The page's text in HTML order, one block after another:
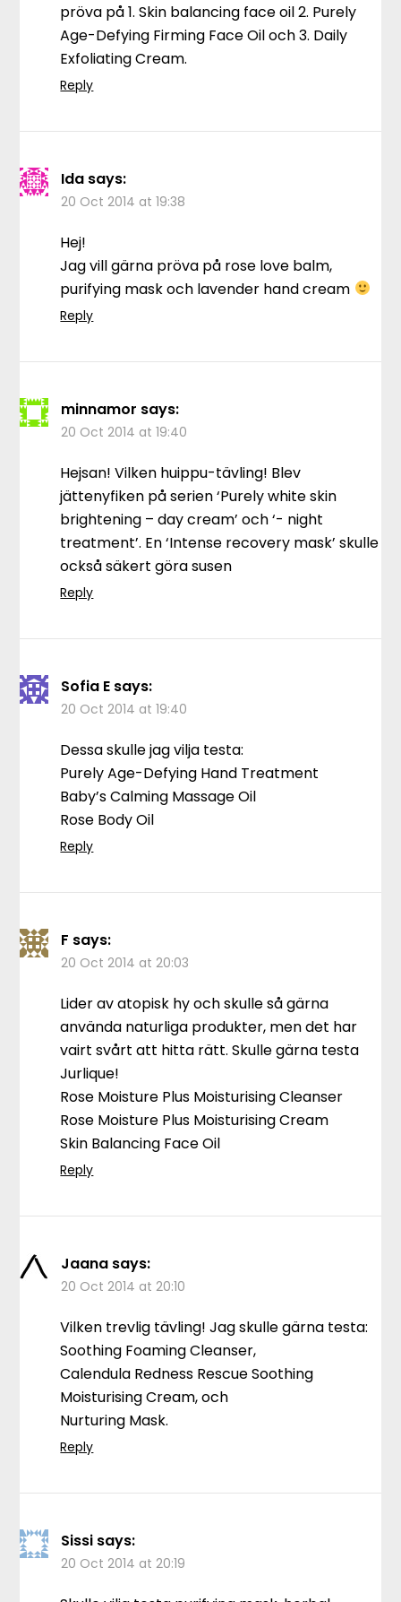
pröva på 1. Skin balancing face oil 2. Purely
Age-Defying Firming Face Oil och 3. Daily
Exfoliating Cream.
Reply
Ida says:
20 Oct 2014 at 19:38
Hej!
Jag vill gärna pröva på rose love balm,
purifying mask och lavender hand cream
Reply
minnamor says:
20 Oct 2014 at 19:40
Hejsan! Vilken huippu-tävling! Blev
jättenyfiken på serien ‘Purely white skin
brightening – day cream’ och ‘- night
treatment’. En ‘Intense recovery mask’ skulle
också säkert göra susen
Reply
Sofia E says:
20 Oct 2014 at 19:40
Dessa skulle jag vilja testa:
Purely Age-Defying Hand Treatment
Baby’s Calming Massage Oil
Rose Body Oil
Reply
F says:
20 Oct 2014 at 20:03
Lider av atopisk hy och skulle så gärna
använda naturliga produkter, men det har
vairt svårt att hitta rätt. Skulle gärna testa
Jurlique!
Rose Moisture Plus Moisturising Cleanser
Rose Moisture Plus Moisturising Cream
Skin Balancing Face Oil
Reply
Jaana says:
20 Oct 2014 at 20:10
Vilken trevlig tävling! Jag skulle gärna testa:
Soothing Foaming Cleanser,
Calendula Redness Rescue Soothing
Moisturising Cream, och
Nurturing Mask.
Reply
Sissi says:
20 Oct 2014 at 20:19